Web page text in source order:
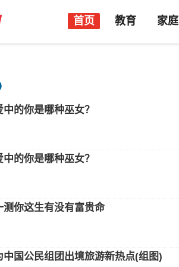
首页 教育 家庭
中的你是哪种巫女？
中的你是哪种巫女？
测你这生有没有富贵命
中国公民组团出境旅游新热点(组图)